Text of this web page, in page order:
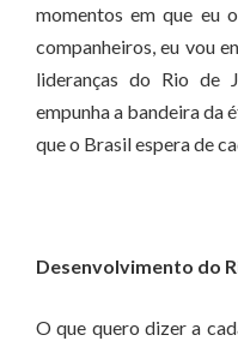
momentos em que eu
companheiros, eu vou
lideranças do Rio de
empunha a bandeira da
que o Brasil espera de
Desenvolvimento do
O que quero dizer a